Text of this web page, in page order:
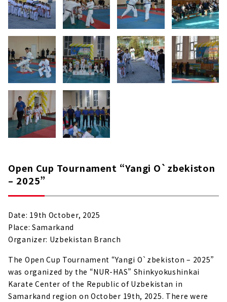
Open Cup Tournament “Yangi O`zbekiston
– 2025”
Date: 19th October, 2025
Place: Samarkand
Organizer: Uzbekistan Branch
The Open Cup Tournament “Yangi O`zbekiston – 2025”
was organized by the “NUR-HAS” Shinkyokushinkai
Karate Center of the Republic of Uzbekistan in
Samarkand region on October 19th, 2025. There were